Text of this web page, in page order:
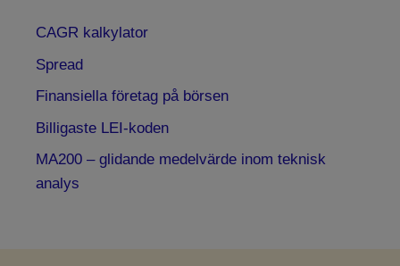
CAGR kalkylator
Spread
Finansiella företag på börsen
Billigaste LEI-koden
MA200 – glidande medelvärde inom teknisk
analys